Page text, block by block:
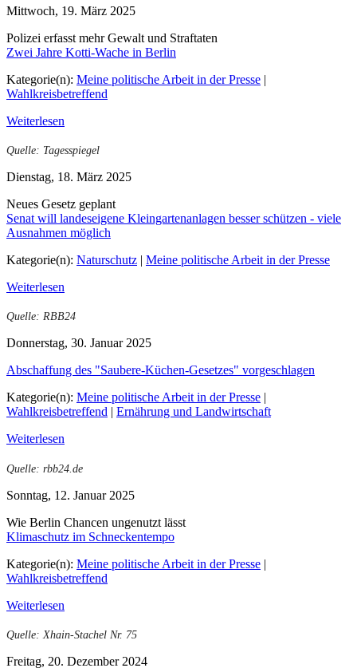
Mittwoch, 19. März 2025
Polizei erfasst mehr Gewalt und Straftaten
Zwei Jahre Kotti-Wache in Berlin
Kategorie(n): Meine politische Arbeit in der Presse |
Wahlkreisbetreffend
Weiterlesen
Quelle: Tagesspiegel
Dienstag, 18. März 2025
Neues Gesetz geplant
Senat will landeseigene Kleingartenanlagen besser schützen - viele
Ausnahmen möglich
Kategorie(n): Naturschutz | Meine politische Arbeit in der Presse
Weiterlesen
Quelle: RBB24
Donnerstag, 30. Januar 2025
Abschaffung des "Saubere-Küchen-Gesetzes" vorgeschlagen
Kategorie(n): Meine politische Arbeit in der Presse |
Wahlkreisbetreffend | Ernährung und Landwirtschaft
Weiterlesen
Quelle: rbb24.de
Sonntag, 12. Januar 2025
Wie Berlin Chancen ungenutzt lässt
Klimaschutz im Schneckentempo
Kategorie(n): Meine politische Arbeit in der Presse |
Wahlkreisbetreffend
Weiterlesen
Quelle: Xhain-Stachel Nr. 75
Freitag, 20. Dezember 2024